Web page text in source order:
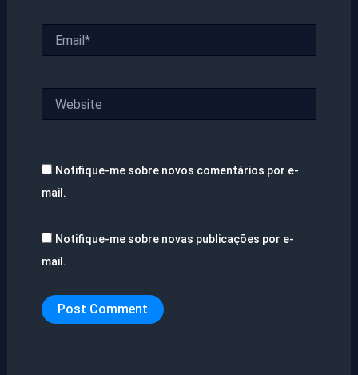
Notifique-me sobre novos comentários por e-
mail.
Notifique-me sobre novas publicações por e-
mail.